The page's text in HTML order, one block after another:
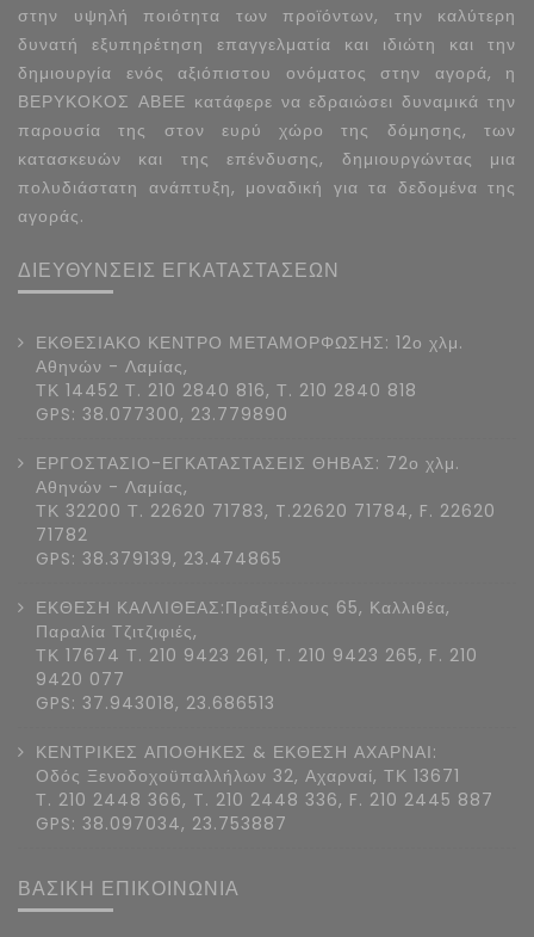
στην υψηλή ποιότητα των προϊόντων, την καλύτερη
δυνατή εξυπηρέτηση επαγγελματία και ιδιώτη και την
δημιουργία ενός αξιόπιστου ονόματος στην αγορά, η
ΒΕΡΥΚΟΚΟΣ ΑΒΕΕ κατάφερε να εδραιώσει δυναμικά την
παρουσία της στον ευρύ χώρο της δόμησης, των
κατασκευών και της επένδυσης, δημιουργώντας μια
πολυδιάστατη ανάπτυξη, μοναδική για τα δεδομένα της
αγοράς.
ΔΙΕΥΘΥΝΣΕΙΣ ΕΓΚΑΤΑΣΤΑΣΕΩΝ
ΕΚΘΕΣΙΑΚΟ ΚΕΝΤΡΟ ΜΕΤΑΜΟΡΦΩΣΗΣ: 12ο χλμ.
Αθηνών - Λαμίας,
ΤΚ 14452 Τ. 210 2840 816, Τ. 210 2840 818
GPS: 38.077300, 23.779890
ΕΡΓΟΣΤΑΣΙΟ-ΕΓΚΑΤΑΣΤΑΣΕΙΣ ΘΗΒΑΣ: 72ο χλμ.
Αθηνών - Λαμίας,
ΤΚ 32200 Τ. 22620 71783, T.22620 71784, F. 22620
71782
GPS: 38.379139, 23.474865
ΕΚΘΕΣΗ ΚΑΛΛΙΘΕΑΣ:Πραξιτέλους 65, Καλλιθέα,
Παραλία Τζιτζιφιές,
ΤΚ 17674 Τ. 210 9423 261, T. 210 9423 265, F. 210
9420 077
GPS: 37.943018, 23.686513
ΚΕΝΤΡΙΚΕΣ ΑΠΟΘΗΚΕΣ & ΕΚΘΕΣΗ ΑΧΑΡΝΑΙ:
Οδός Ξενοδοχοϋπαλλήλων 32, Αχαρναί, ΤΚ 13671
Τ. 210 2448 366, T. 210 2448 336, F. 210 2445 887
GPS: 38.097034, 23.753887
ΒΑΣΙΚΗ ΕΠΙΚΟΙΝΩΝΙΑ